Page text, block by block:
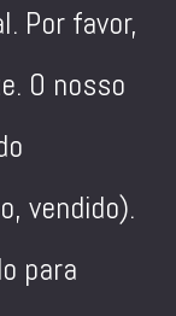
Por favor,
O nosso
vendido).
para